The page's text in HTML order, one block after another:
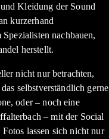
Kleidung der Sound
kurzerhand
nachbauen,
herstellt.
nicht nur betrachten,
selbstverständlich gerne
oder – noch eine
– mit der Social
lassen sich nicht nur